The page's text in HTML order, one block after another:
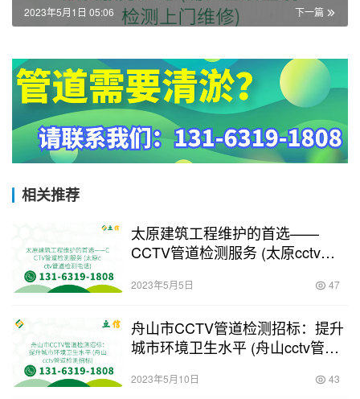
下一篇
2023年5月1日 05:06
相关推荐
太原建筑工程维护的首选——
CCTV管道检测服务 (太原cctv管
2023年5月5日 47
舟山市CCTV管道检测招标：提升
城市环境卫生水平 (舟山cctv管道
2023年5月10日 43